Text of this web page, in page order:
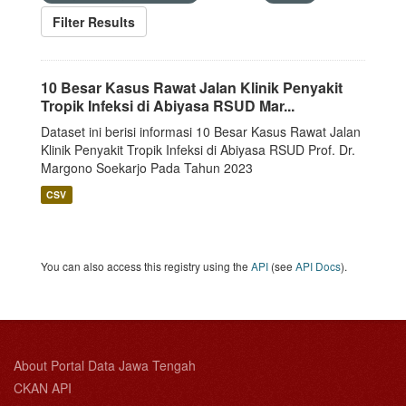
Filter Results
10 Besar Kasus Rawat Jalan Klinik Penyakit
Tropik Infeksi di Abiyasa RSUD Mar...
Dataset ini berisi informasi 10 Besar Kasus Rawat Jalan
Klinik Penyakit Tropik Infeksi di Abiyasa RSUD Prof. Dr.
Margono Soekarjo Pada Tahun 2023
CSV
You can also access this registry using the API (see API Docs).
About Portal Data Jawa Tengah
CKAN API